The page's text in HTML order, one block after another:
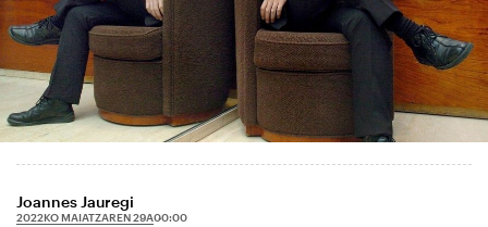
Joannes Jauregi
2022KO MAIATZAREN 29A00:00